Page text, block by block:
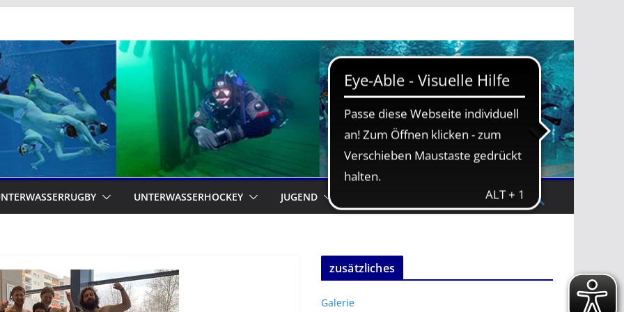
UNTERWASSERHOCKEY JUGEND
zusätzliches
Galerie